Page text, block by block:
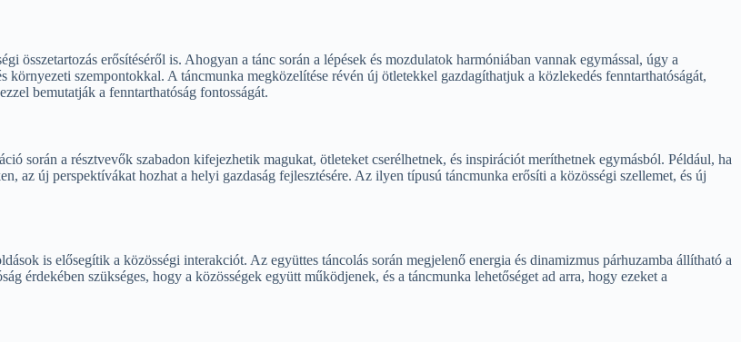
összetartozás erősítéséről is. Ahogyan a tánc során a lépések és mozdulatok harmóniában vannak egymással, úgy a
szempontokkal. A táncmunka megközelítése révén új ötletekkel gazdagíthatjuk a közlekedés fenntarthatóságát,
bemutatják a fenntarthatóság fontosságát.
során a résztvevők szabadon kifejezhetik magukat, ötleteket cserélhetnek, és inspirációt meríthetnek egymásból. Például, ha
az új perspektívákat hozhat a helyi gazdaság fejlesztésére. Az ilyen típusú táncmunka erősíti a közösségi szellemet, és új
is elősegítik a közösségi interakciót. Az együttes táncolás során megjelenő energia és dinamizmus párhuzamba állítható a
érdekében szükséges, hogy a közösségek együtt működjenek, és a táncmunka lehetőséget ad arra, hogy ezeket a